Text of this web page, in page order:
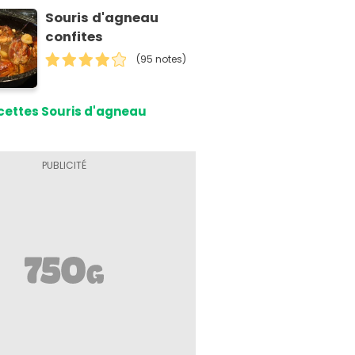
Souris d'agneau
confites
(95 notes)
Souris d'agneau